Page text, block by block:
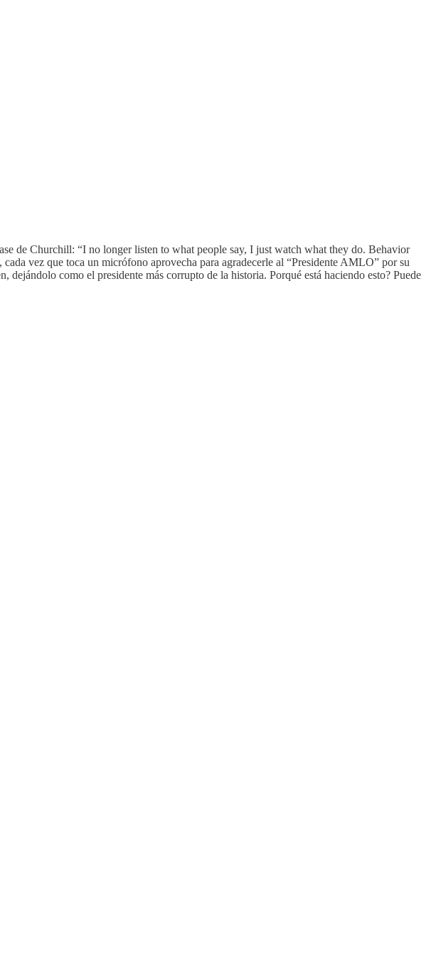
de Churchill: “I no longer listen to what people say, I just watch what they do. Behavior
vez que toca un micrófono aprovecha para agradecerle al “Presidente AMLO” por su
como el presidente más corrupto de la historia. Porqué está haciendo esto? Puede